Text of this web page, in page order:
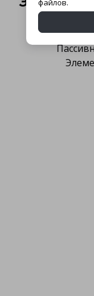
файлов.